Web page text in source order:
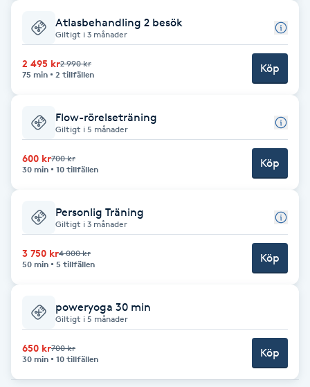
Extensions borttagning
Eyeliner-tatuering
F
Face framing
Faceliftmassage
Fet hårbotten
Fibromassage
Fillers
Fotmassage
Atlasbehandling 2 besök
Giltigt i 3 månader
2 495 kr2 990 kr
75 min
2 tillfällen Köp
Flow-rörelseträning
Giltigt i 5 månader
600 kr700 kr
30 min
10 tillfällen Köp
Personlig Träning
Giltigt i 3 månader
3 750 kr4 000 kr
50 min
5 tillfällen Köp
poweryoga 30 min
Giltigt i 5 månader
650 kr700 kr
30 min
10 tillfällen Köp